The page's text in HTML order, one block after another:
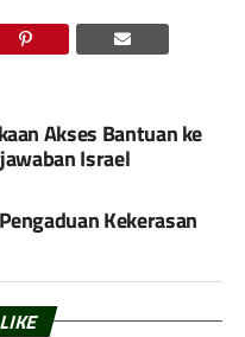
Akses Bantuan ke
Israel
Kekerasan